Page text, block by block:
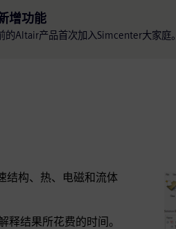
增功能
Altair产品首次加入Simcenter大家庭。
结构、热、电磁和流体
结果所花费的时间。